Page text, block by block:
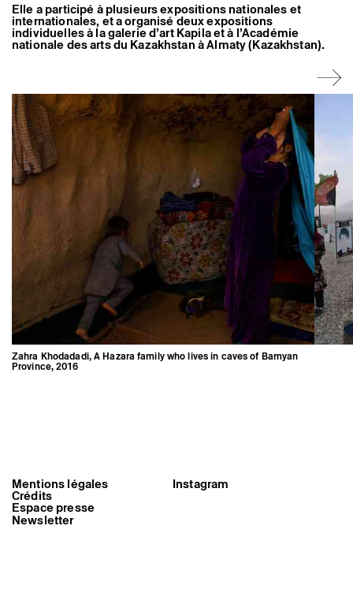
Elle a participé à plusieurs expositions nationales et
internationales, et a organisé deux expositions
individuelles à la galerie d’art Kapila et à l’Académie
nationale des arts du Kazakhstan à Almaty (Kazakhstan).
Zahra Khodadadi, A Hazara family who lives in caves of Bamyan
Province, 2016
Zahra Khodadadi, A Hazara family
who lives in caves of Bamyan
Province, 2016
Instagram
Mentions légales
Crédits
Espace presse
Newsletter